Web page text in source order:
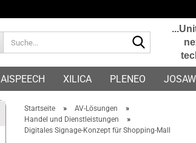
E-Mail
AISPEECH XILICA PLENEO
Startseite » AV-Lösungen »
Handel und Dienstleistungen »
Digitales Signage-Konzept für Shopping-Mall